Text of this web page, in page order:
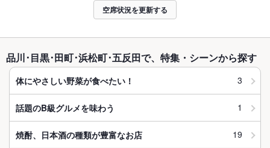
空席状況を更新する
品川･目黒･田町･浜松町･五反田で、特集・シーンから探す
体にやさしい野菜が食べたい！ 3
話題のB級グルメを味わう 1
焼酎、日本酒の種類が豊富なお店 19